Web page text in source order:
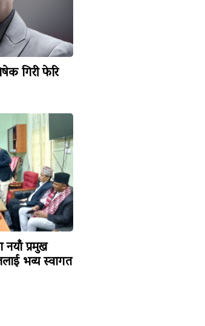
गिरी फेरि
प्रमुख
भव्य स्वागत